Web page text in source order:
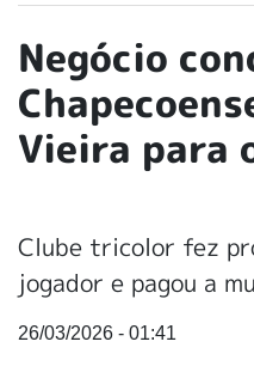
Negócio
Vieira para
Clube tricolor fez
jogador e pagou a
26/03/2026 - 01:41